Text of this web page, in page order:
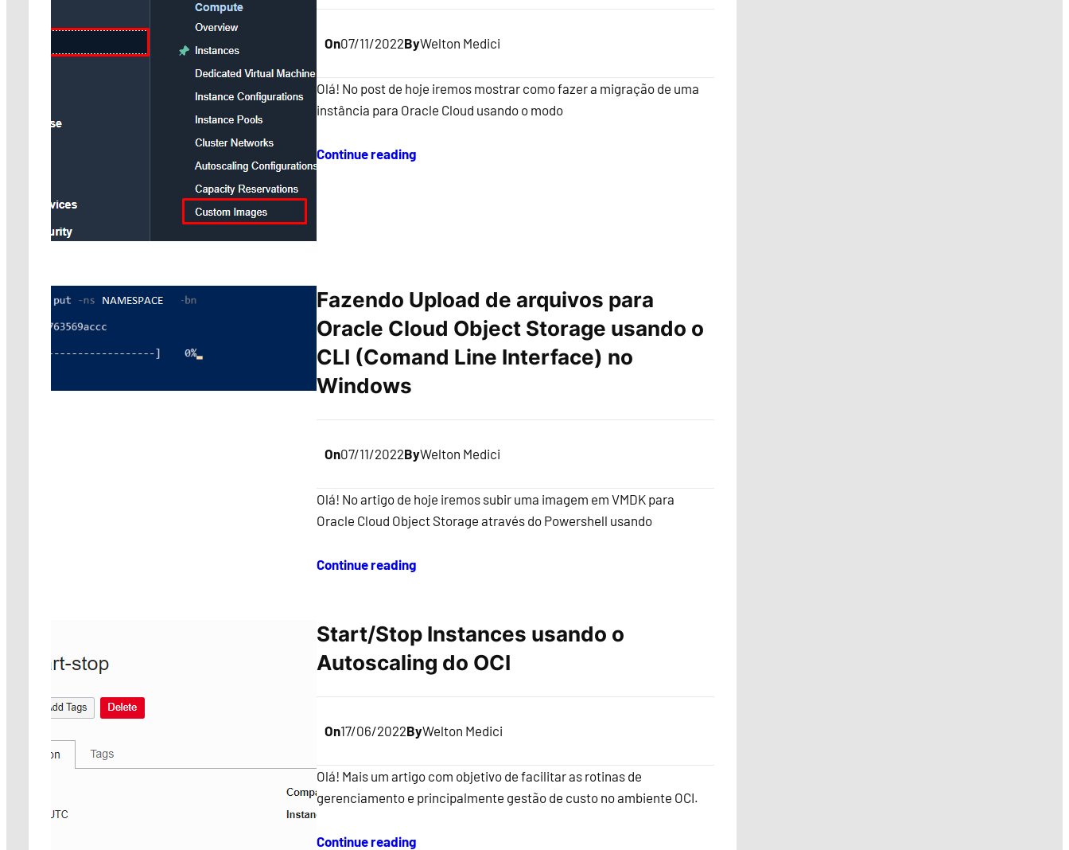
On07/11/2022ByWelton Medici
Olá! No post de hoje iremos mostrar como fazer a migração de uma
instância para Oracle Cloud usando o modo
Continue reading
Fazendo Upload de arquivos para
Oracle Cloud Object Storage usando o
CLI (Comand Line Interface) no
Windows
On07/11/2022ByWelton Medici
Olá! No artigo de hoje iremos subir uma imagem em VMDK para
Oracle Cloud Object Storage através do Powershell usando
Continue reading
Start/Stop Instances usando o
Autoscaling do OCI
On17/06/2022ByWelton Medici
Olá! Mais um artigo com objetivo de facilitar as rotinas de
gerenciamento e principalmente gestão de custo no ambiente OCI.
Continue reading